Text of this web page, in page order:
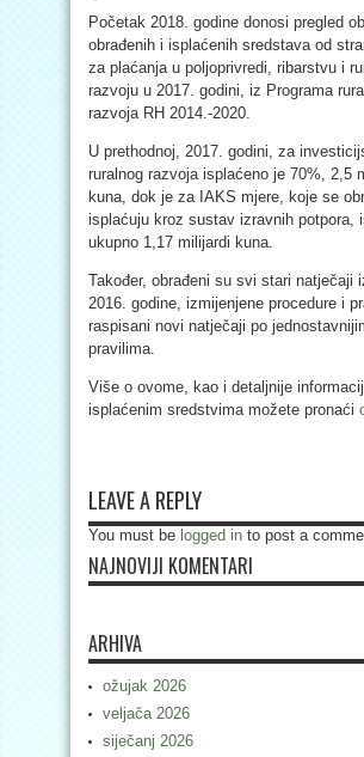
Početak 2018. godine donosi pregled
obrađenih i isplaćenih sredstava od
za plaćanja u poljoprivredi, ribarstvu i
razvoju u 2017. godini, iz Programa
razvoja RH 2014.-2020.
U prethodnoj, 2017. godini, za
ruralnog razvoja isplaćeno je 70%, 2,5
kuna, dok je za IAKS mjere, koje se
isplaćuju kroz sustav izravnih potpora,
ukupno 1,17 milijardi kuna.
Također, obrađeni su svi stari natječaji
2016. godine, izmijenjene procedure i
raspisani novi natječaji po
pravilima.
Više o ovome, kao i detaljnije
isplaćenim sredstvima možete pronaći
LEAVE A REPLY
You must be logged in to post a
NAJNOVIJI KOMENTARI
ARHIVA
ožujak 2026
veljača 2026
siječanj 2026